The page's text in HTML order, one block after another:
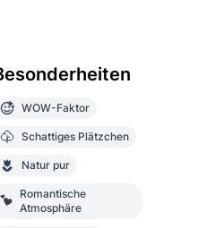
WOW-Faktor
Schattiges Plätzchen
Natur pur
Romantische
Atmosphäre